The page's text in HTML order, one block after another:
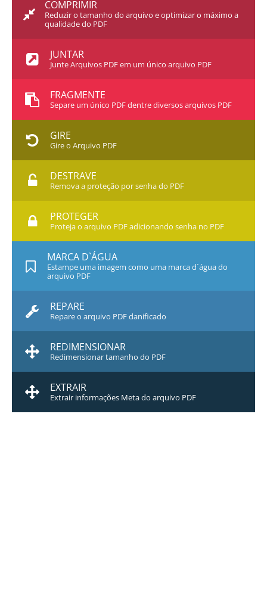
COMPRIMIR
Reduzir o tamanho do arquivo e optimizar o máximo a
qualidade do PDF
JUNTAR
Junte Arquivos PDF em um único arquivo PDF
FRAGMENTE
Separe um único PDF dentre diversos arquivos PDF
GIRE
Gire o Arquivo PDF
DESTRAVE
Remova a proteção por senha do PDF
PROTEGER
Proteja o arquivo PDF adicionando senha no PDF
MARCA D`ÁGUA
Estampe uma imagem como uma marca d`água do
arquivo PDF
REPARE
Repare o arquivo PDF danificado
REDIMENSIONAR
Redimensionar tamanho do PDF
EXTRAIR
Extrair informações Meta do arquivo PDF